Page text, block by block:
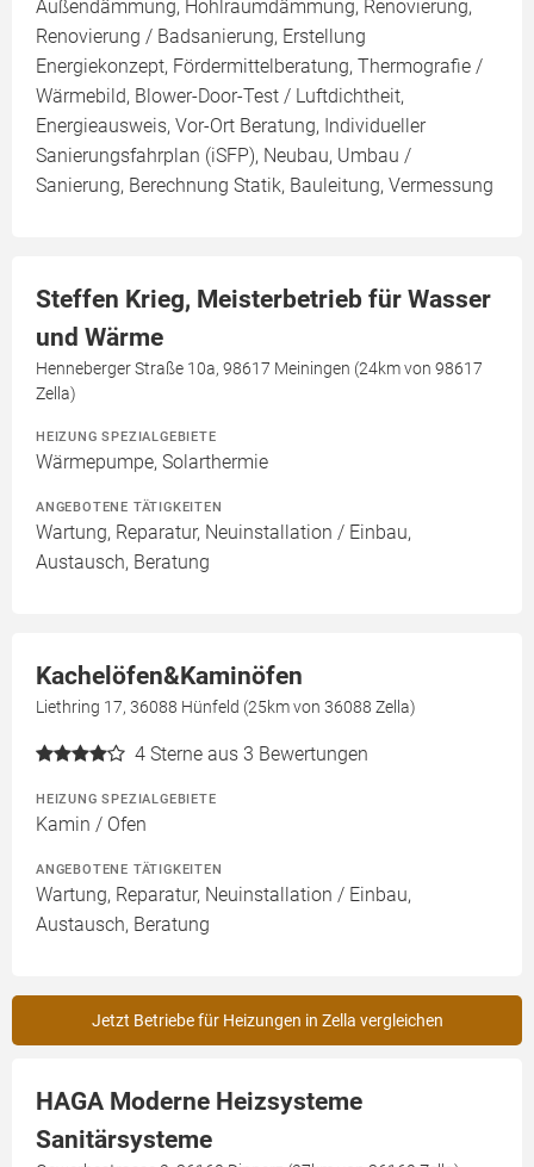
Außendämmung, Hohlraumdämmung, Renovierung,
Renovierung / Badsanierung, Erstellung
Energiekonzept, Fördermittelberatung, Thermografie /
Wärmebild, Blower-Door-Test / Luftdichtheit,
Energieausweis, Vor-Ort Beratung, Individueller
Sanierungsfahrplan (iSFP), Neubau, Umbau /
Sanierung, Berechnung Statik, Bauleitung, Vermessung
Steffen Krieg, Meisterbetrieb für Wasser
und Wärme
Henneberger Straße 10a, 98617 Meiningen (24km von 98617
Zella)
HEIZUNG SPEZIALGEBIETE
Wärmepumpe, Solarthermie
ANGEBOTENE TÄTIGKEITEN
Wartung, Reparatur, Neuinstallation / Einbau,
Austausch, Beratung
Kachelöfen&Kaminöfen
Liethring 17, 36088 Hünfeld (25km von 36088 Zella)
4 Sterne aus 3 Bewertungen
HEIZUNG SPEZIALGEBIETE
Kamin / Ofen
ANGEBOTENE TÄTIGKEITEN
Wartung, Reparatur, Neuinstallation / Einbau,
Austausch, Beratung
Jetzt Betriebe für Heizungen in Zella vergleichen
HAGA Moderne Heizsysteme
Sanitärsysteme